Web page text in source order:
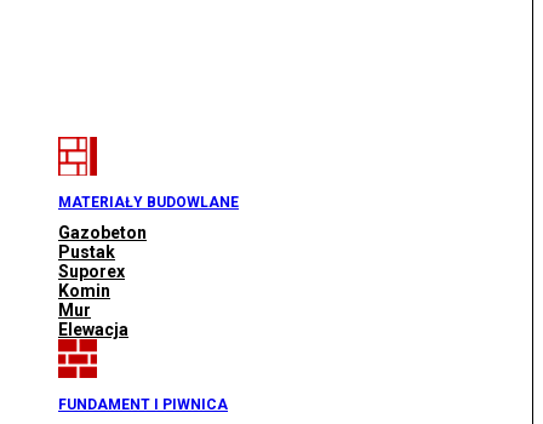
MATERIAŁY BUDOWLANE
Gazobeton
Pustak
Suporex
Komin
Mur
Elewacja
FUNDAMENT I PIWNICA